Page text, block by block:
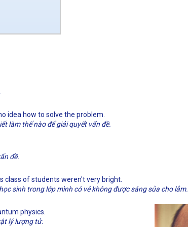
idea how to solve the problem.
làm thế nào để giải quyết vấn đề.
đề.
class of students weren't very bright.
sinh trong lớp mình có vẻ không được sáng sủa cho lắm.
physics.
lý lượng tử.